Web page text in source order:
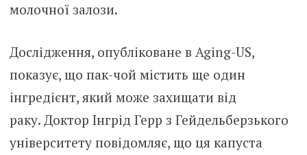
молочної залози.
Дослідження, опубліковане в Aging-US,
показує, що пак-чой містить ще один
інгредієнт, який може захищати від
раку. Доктор Інгрід Герр з Гейдельберзького
університету повідомляє, що ця капуста